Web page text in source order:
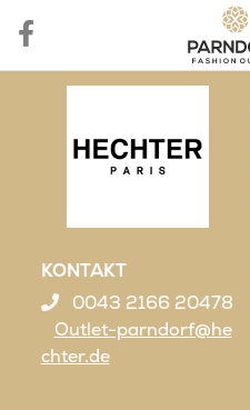
KONTAKT
0043 2166 20478
Outlet-parndorf@he
chter.de